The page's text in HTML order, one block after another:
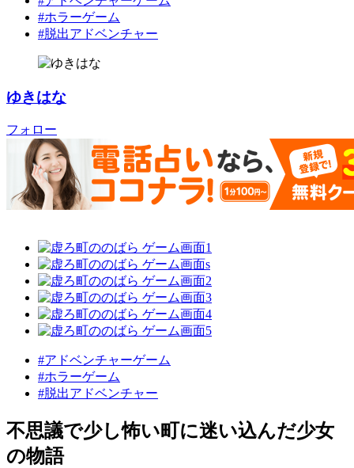
#ホラーゲーム
#脱出アドベンチャー
ゆきはな
フォロー
#アドベンチャーゲーム
#ホラーゲーム
#脱出アドベンチャー
不思議で少し怖い町に迷い込んだ少女
の物語